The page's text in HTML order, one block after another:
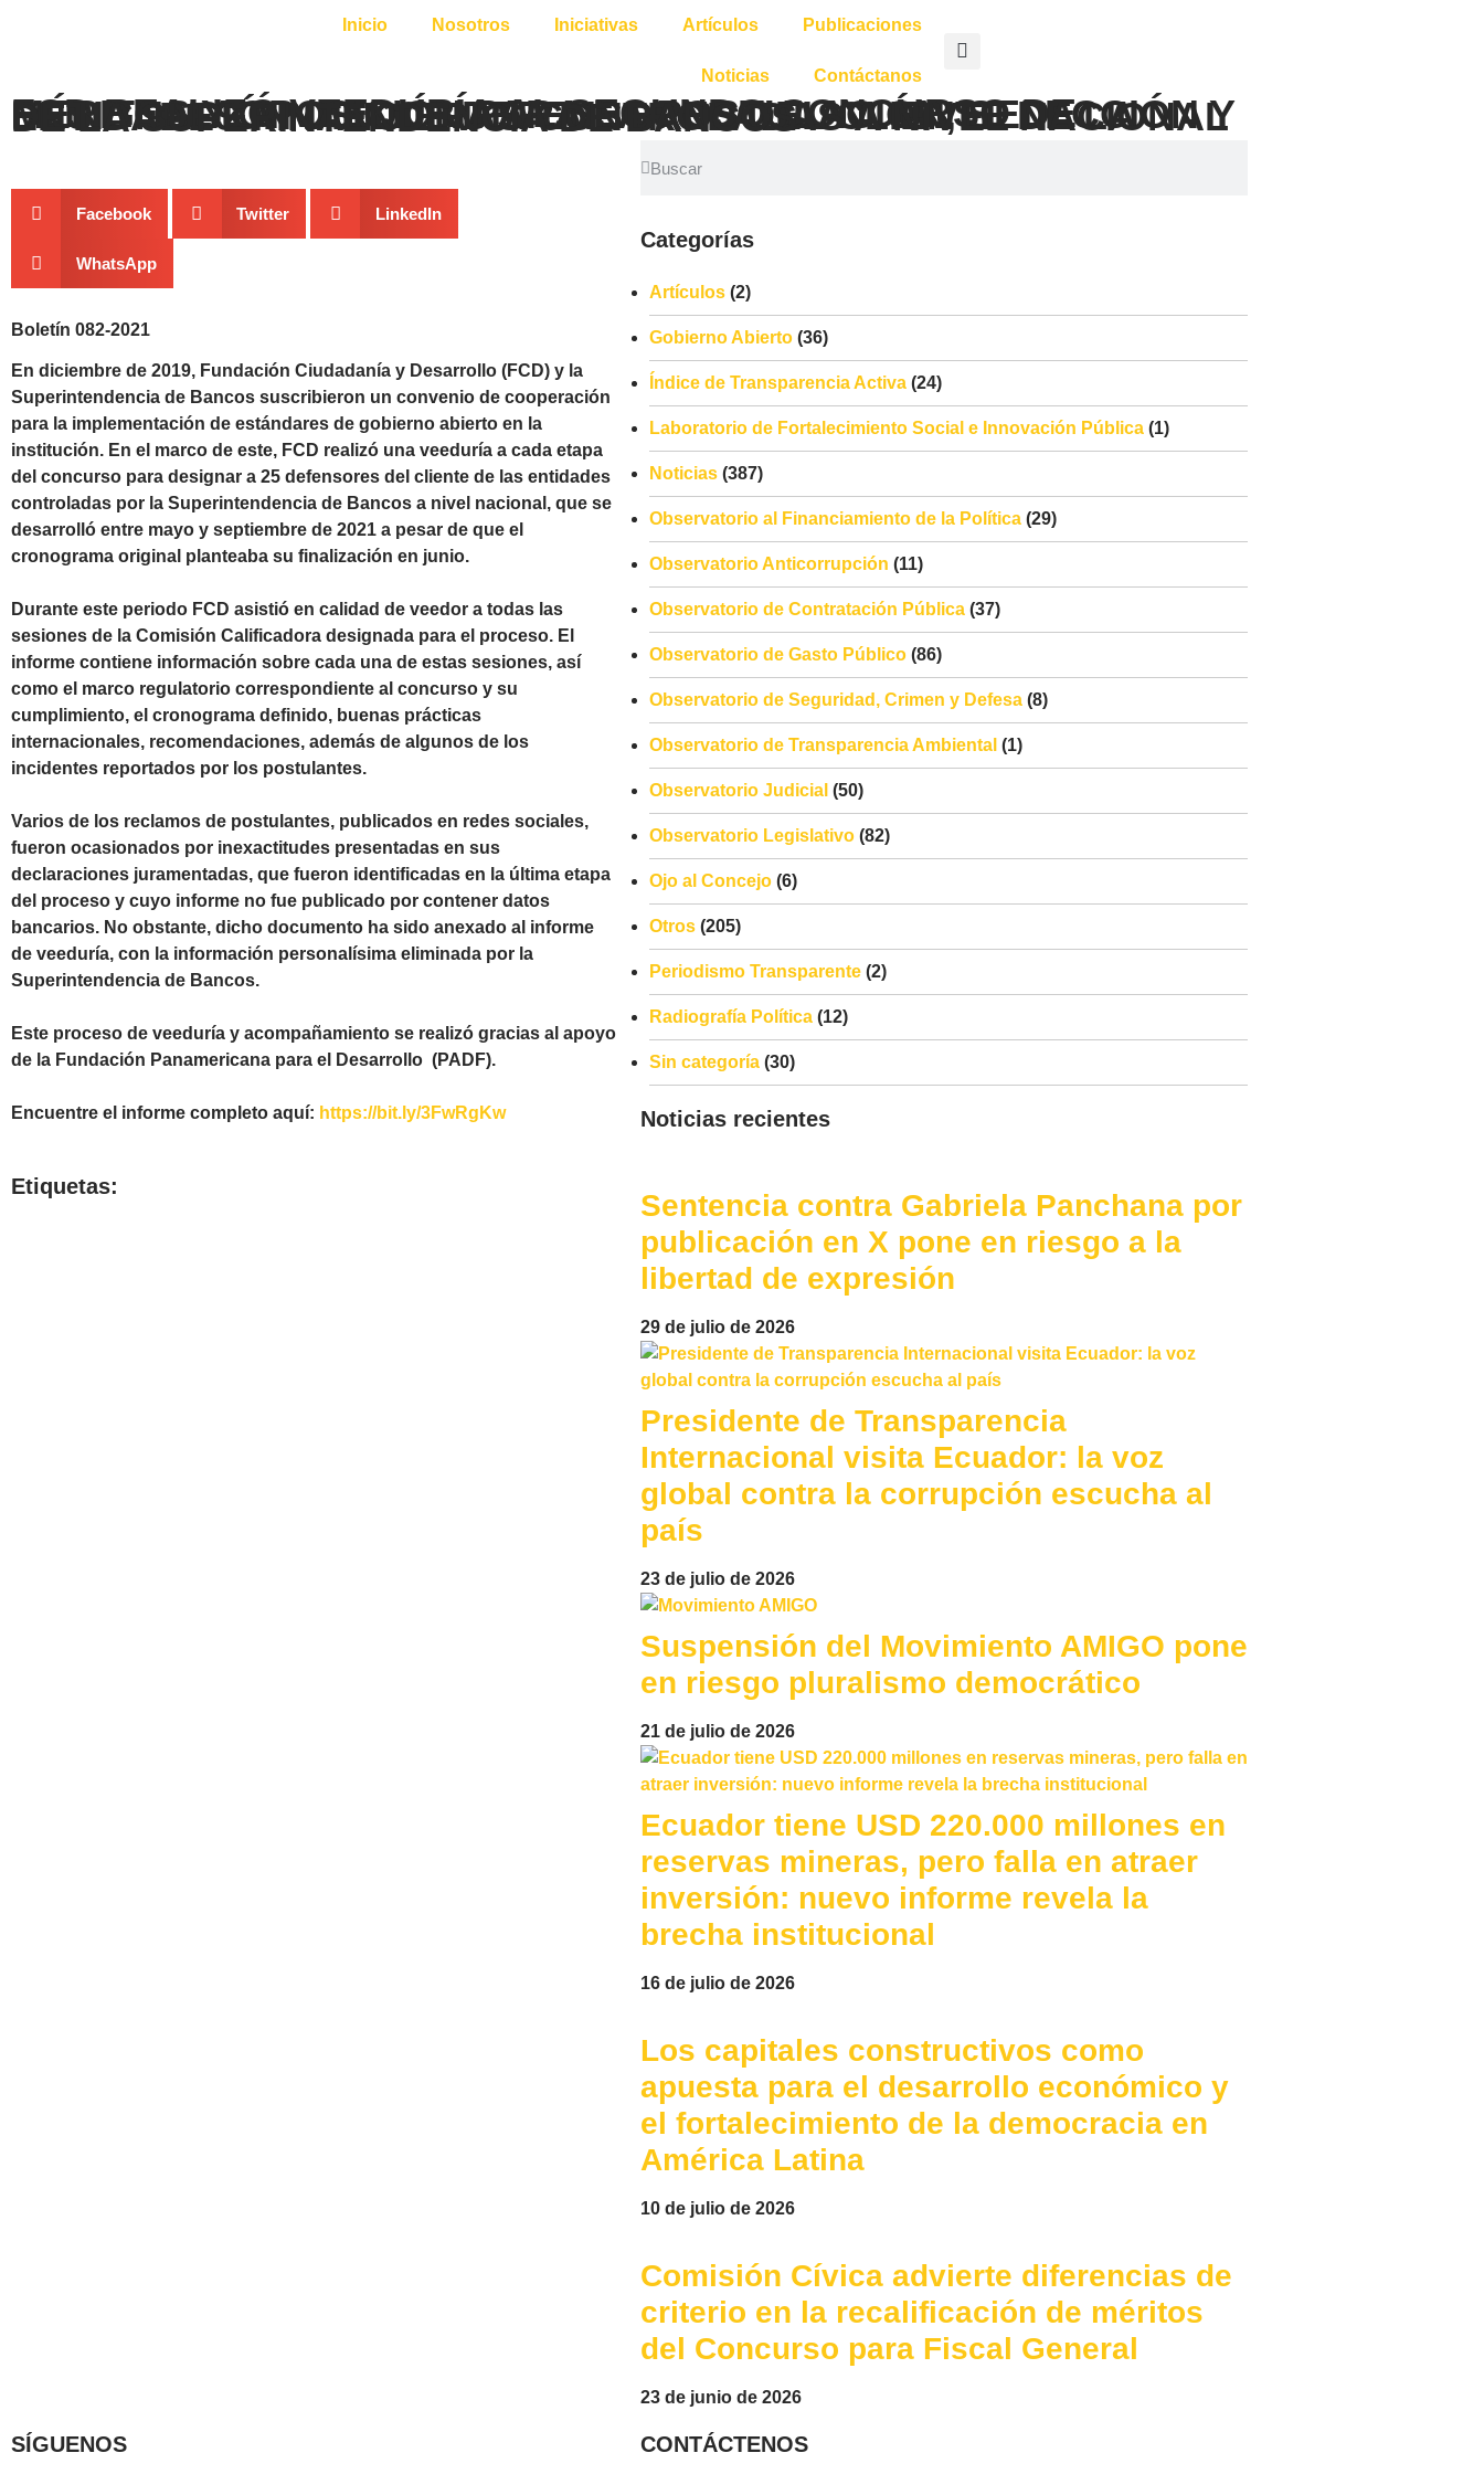
Inicio Nosotros Iniciativas Artículos Publicaciones
Noticias Contáctanos
FCD REALIZÓ VEEDURÍA AL SEGUNDO CONCURSO DE MÉRITOS Y OPOSICIÓN PARA LA POSTULACIÓN, SELECCIÓN Y DESIGNACIÓN DE LOS DEFENSORES DEL CLIENTE DE LA ENTIDADES FINANCIERAS CONTROLADAS A NIVEL NACIONAL DE LA SUPERINTENDENCIA DE BANCOS
Facebook Twitter LinkedIn
WhatsApp
Boletín 082-2021
En diciembre de 2019, Fundación Ciudadanía y Desarrollo (FCD) y la
Superintendencia de Bancos suscribieron un convenio de cooperación
para la implementación de estándares de gobierno abierto en la
institución. En el marco de este, FCD realizó una veeduría a cada etapa
del concurso para designar a 25 defensores del cliente de las entidades
controladas por la Superintendencia de Bancos a nivel nacional, que se
desarrolló entre mayo y septiembre de 2021 a pesar de que el
cronograma original planteaba su finalización en junio.
Durante este periodo FCD asistió en calidad de veedor a todas las
sesiones de la Comisión Calificadora designada para el proceso. El
informe contiene información sobre cada una de estas sesiones, así
como el marco regulatorio correspondiente al concurso y su
cumplimiento, el cronograma definido, buenas prácticas
internacionales, recomendaciones, además de algunos de los
incidentes reportados por los postulantes.
Varios de los reclamos de postulantes, publicados en redes sociales,
fueron ocasionados por inexactitudes presentadas en sus
declaraciones juramentadas, que fueron identificadas en la última etapa
del proceso y cuyo informe no fue publicado por contener datos
bancarios. No obstante, dicho documento ha sido anexado al informe
de veeduría, con la información personalísima eliminada por la
Superintendencia de Bancos.
Este proceso de veeduría y acompañamiento se realizó gracias al apoyo
de la Fundación Panamericana para el Desarrollo (PADF).
Encuentre el informe completo aquí: https://bit.ly/3FwRgKw
Etiquetas:
Categorías
Artículos (2)
Gobierno Abierto (36)
Índice de Transparencia Activa (24)
Laboratorio de Fortalecimiento Social e Innovación Pública (1)
Noticias (387)
Observatorio al Financiamiento de la Política (29)
Observatorio Anticorrupción (11)
Observatorio de Contratación Pública (37)
Observatorio de Gasto Público (86)
Observatorio de Seguridad, Crimen y Defesa (8)
Observatorio de Transparencia Ambiental (1)
Observatorio Judicial (50)
Observatorio Legislativo (82)
Ojo al Concejo (6)
Otros (205)
Periodismo Transparente (2)
Radiografía Política (12)
Sin categoría (30)
Noticias recientes
Sentencia contra Gabriela Panchana por
publicación en X pone en riesgo a la
libertad de expresión
29 de julio de 2026
Presidente de Transparencia
Internacional visita Ecuador: la voz
global contra la corrupción escucha al
país
23 de julio de 2026
Suspensión del Movimiento AMIGO pone
en riesgo pluralismo democrático
21 de julio de 2026
Ecuador tiene USD 220.000 millones en
reservas mineras, pero falla en atraer
inversión: nuevo informe revela la
brecha institucional
16 de julio de 2026
Los capitales constructivos como
apuesta para el desarrollo económico y
el fortalecimiento de la democracia en
América Latina
10 de julio de 2026
Comisión Cívica advierte diferencias de
criterio en la recalificación de méritos
del Concurso para Fiscal General
23 de junio de 2026
SÍGUENOS CONTÁCTENOS